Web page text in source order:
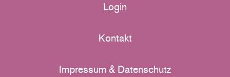
Login
Kontakt
Impressum & Datenschutz